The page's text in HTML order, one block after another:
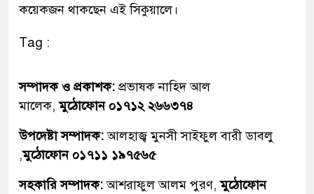
কয়েকজন থাকছেন এই সিকুয়ালে।
Tag :
সম্পাদক ও প্রকাশক: প্রভাষক নাহিদ আল
মালেক,মুঠোফোন ০১৭১২ ২৬৬৩৭৪
উপদেষ্টা সম্পাদক:আলহাজ্ব মুনসী সাইফুল বারী ডাবলু
,মুঠোফোন ০১৭১১ ১৯৭৫৬৫
সহকারি সম্পাদক:আশরাফুল আলম পুরণ,মুঠোফোন